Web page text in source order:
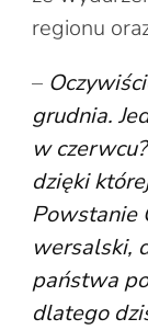
regionu
–
grudnia.
w
dzięki
Powstanie
wersalski,
państwa
dlatego